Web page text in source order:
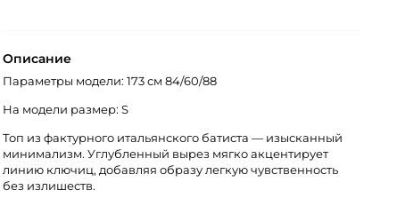
Описание
Параметры модели: 173 см 84/60/88
На модели размер: S
Топ из фактурного итальянского батиста — изысканный
минимализм. Углубленный вырез мягко акцентирует
линию ключиц, добавляя образу легкую чувственность
без излишеств.